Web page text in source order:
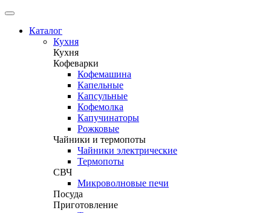
Каталог
Кухня
Кухня
Кофеварки
Кофемашина
Капельные
Капсульные
Кофемолка
Капучинаторы
Рожковые
Чайники и термопоты
Чайники электрические
Термопоты
СВЧ
Микроволновые печи
Посуда
Приготовление